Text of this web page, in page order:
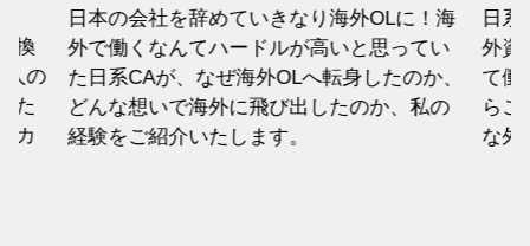
換
人の
た
カ
日本の会社を辞めていきなり海外OLに！海
外で働くなんてハードルが高いと思ってい
た日系CAが、なぜ海外OLへ転身したのか、
どんな想いで海外に飛び出したのか、私の
経験をご紹介いたします。
日
外資
て働
らこ
な外